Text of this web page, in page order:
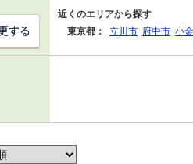
近くのエリアから探す
東京都：
立川市 府中市 小
する